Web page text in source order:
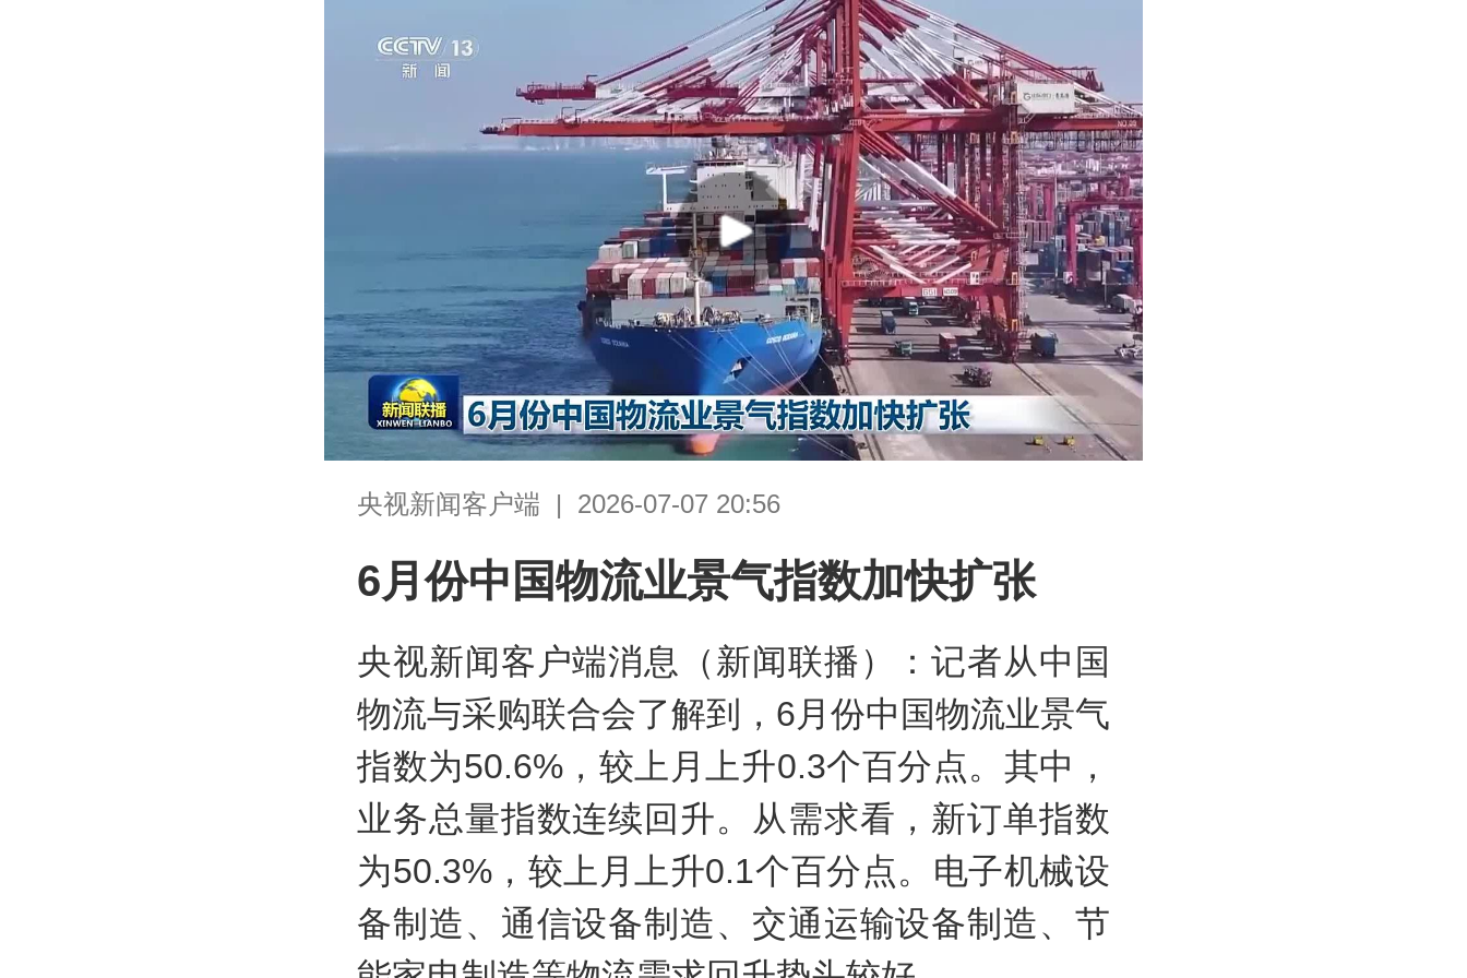
央视新闻客户端 | 2026-07-07 20:56
6月份中国物流业景气指数加快扩张
央视新闻客户端消息（新闻联播）：记者从中国
物流与采购联合会了解到，6月份中国物流业景气
指数为50.6%，较上月上升0.3个百分点。其中，
业务总量指数连续回升。从需求看，新订单指数
为50.3%，较上月上升0.1个百分点。电子机械设
备制造、通信设备制造、交通运输设备制造、节